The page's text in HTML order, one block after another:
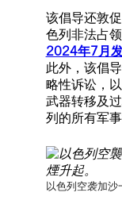
该倡导还敦
色列非法占
2024年7月
此外，该倡
略性诉讼，
武器转移及
列的所有军事
以色列空袭加沙